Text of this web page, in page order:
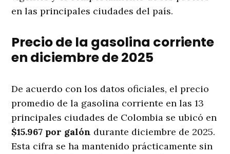
en las principales ciudades del país.
Precio de la gasolina corriente
en diciembre de 2025
De acuerdo con los datos oficiales, el precio
promedio de la gasolina corriente en las 13
principales ciudades de Colombia se ubicó en
$15.967 por galón durante diciembre de 2025.
Esta cifra se ha mantenido prácticamente sin